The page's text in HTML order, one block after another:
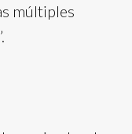
múltiples